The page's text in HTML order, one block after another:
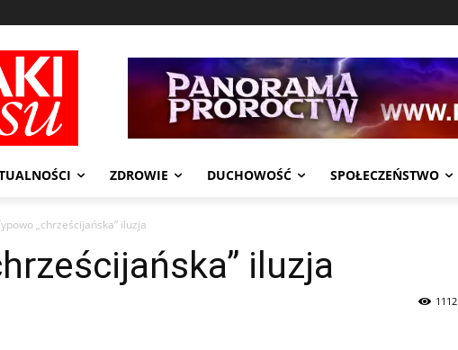
ZDROWIE DUCHOWOŚĆ SPOŁECZEŃSTWO
„chrześcijańska” iluzja
iluzja
1112